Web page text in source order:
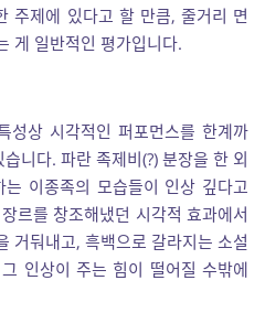
주제에 있다고 할 만큼, 줄거리 면
게 일반적인 평가입니다.
성상 시각적인 퍼포먼스를 한계까
니다. 파란 족제비(?) 분장을 한 외
이종족의 모습들이 인상 깊다고
르를 창조해냈던 시각적 효과에서
거둬내고, 흑백으로 갈라지는 소설
인상이 주는 힘이 떨어질 수밖에